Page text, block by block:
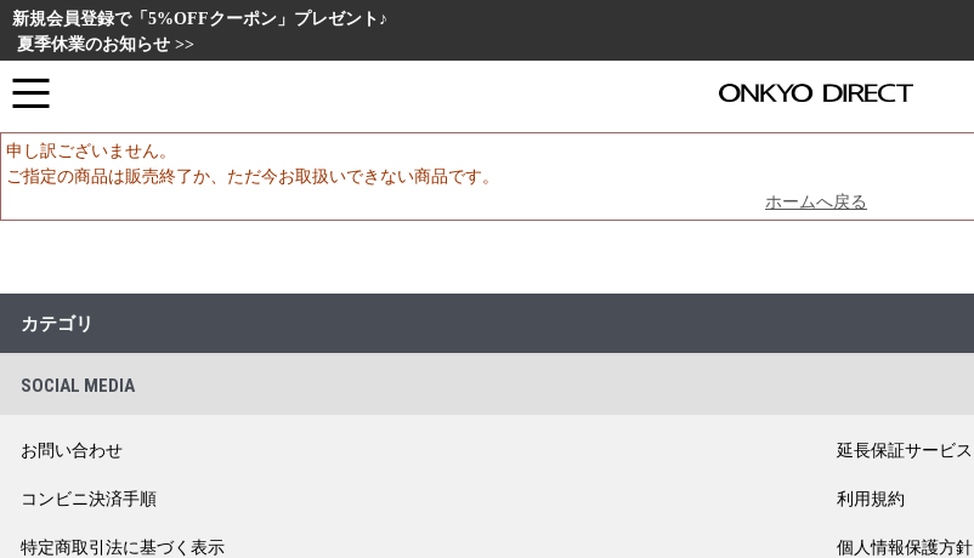
新規会員登録で「5%OFFクーポン」プレゼント♪
夏季休業のお知らせ >>
申し訳ございません。
ご指定の商品は販売終了か、ただ今お取扱いできない商品です。
ホームへ戻る
カテゴリ
SOCIAL MEDIA
お問い合わせ 延長保証サービス
コンビニ決済手順 利用規約
特定商取引法に基づく表示 個人情報保護方針